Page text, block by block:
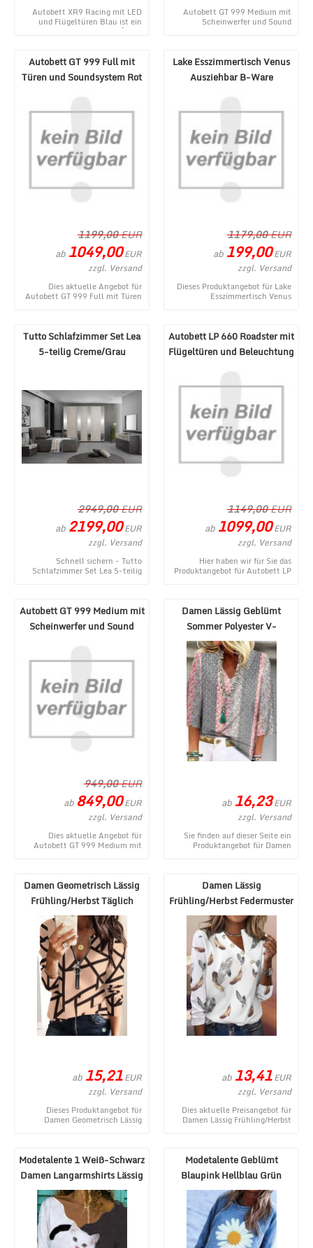
Autobett XR9 Racing mit LED
und Flügeltüren Blau ist ein
aktuelles Produkt im MÃ¶bel
Autobett GT 999 Medium mit
Scheinwerfer und Sound
Autobett GT 999 Full mit
Türen und Soundsystem Rot
1199,00EUR
ab 1049,00EUR
zzgl. Versand
Dies aktuelle Angebot für
Autobett GT 999 Full mit Türen
Lake Esszimmertisch Venus
Ausziehbar B-Ware
1179,00EUR
ab 199,00EUR
zzgl. Versand
Dieses Produktangebot für Lake
Esszimmertisch Venus
Tutto Schlafzimmer Set Lea
5-teilig Creme/Grau
2949,00EUR
ab 2199,00EUR
zzgl. Versand
Schnell sichern - Tutto
Schlafzimmer Set Lea 5-teilig
Autobett LP 660 Roadster mit
Flügeltüren und Beleuchtung
1149,00EUR
ab 1099,00EUR
zzgl. Versand
Hier haben wir für Sie das
Produktangebot für Autobett LP
Autobett GT 999 Medium mit
Scheinwerfer und Sound
949,00EUR
ab 849,00EUR
zzgl. Versand
Dies aktuelle Angebot für
Autobett GT 999 Medium mit
Damen Lässig Geblümt
Sommer Polyester V-
Ausschnitt Print Mikroel ...
ab 16,23EUR
zzgl. Versand
Sie finden auf dieser Seite ein
Produktangebot für Damen
Damen Geometrisch Lässig
Frühling/Herbst Täglich
Regelmäßige Pas ...
ab 15,21EUR
zzgl. Versand
Dieses Produktangebot für
Damen Geometrisch Lässig
Damen Lässig
Frühling/Herbst Federmuster
Keine Elastizität Langa ...
ab 13,41EUR
zzgl. Versand
Dies aktuelle Preisangebot für
Damen Lässig Frühling/Herbst
Modetalente 1 Weiß-Schwarz
Damen Langarmshirts Lässig
Baumwolle ...
Modetalente Geblümt
Blaupink Hellblau Grün
Schwarzgrau Lila Dame ...